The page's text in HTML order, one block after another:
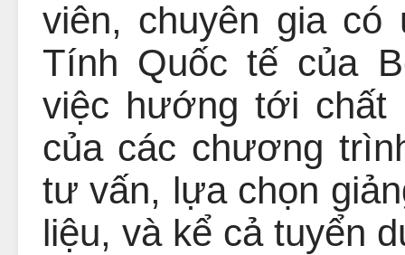
viên, chuyên gia
Tính Quốc tế của
việc hướng tới chất
của các chương
tư vấn, lựa chọn
liệu, và kể cả tuyển